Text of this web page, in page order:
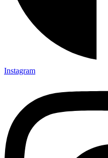
Instagram